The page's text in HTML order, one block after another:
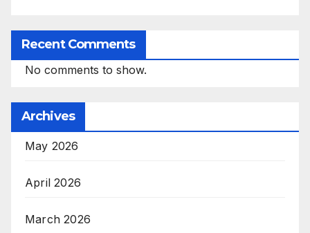
Recent Comments
No comments to show.
Archives
May 2026
April 2026
March 2026